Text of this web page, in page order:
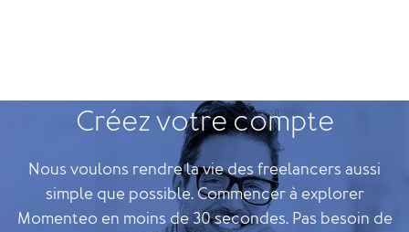
Créez votre compte
Nous voulons rendre la vie des freelancers aussi
simple que possible. Commencer à explorer
Momenteo en moins de 30 secondes. Pas besoin de